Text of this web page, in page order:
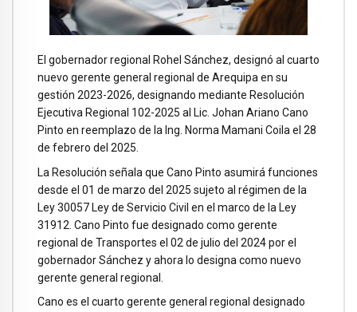
El gobernador regional Rohel Sánchez, designó al cuarto
nuevo gerente general regional de Arequipa en su
gestión 2023-2026, designando mediante Resolución
Ejecutiva Regional 102-2025 al Lic. Johan Ariano Cano
Pinto en reemplazo de la Ing. Norma Mamani Coila el 28
de febrero del 2025.
La Resolución señala que Cano Pinto asumirá funciones
desde el 01 de marzo del 2025 sujeto al régimen de la
Ley 30057 Ley de Servicio Civil en el marco de la Ley
31912. Cano Pinto fue designado como gerente
regional de Transportes el 02 de julio del 2024 por el
gobernador Sánchez y ahora lo designa como nuevo
gerente general regional.
Cano es el cuarto gerente general regional designado